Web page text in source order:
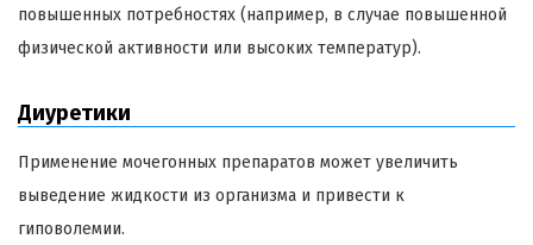
повышенных потребностях (например, в случае повышенной
физической активности или высоких температур).
Диуретики
Применение мочегонных препаратов может увеличить
выведение жидкости из организма и привести к
гиповолемии.